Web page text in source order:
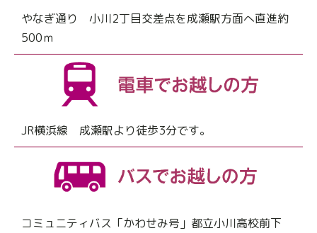
やなぎ通り 小川2丁目交差点を成瀬駅方面へ直進約
500ｍ
JR横浜線 成瀬駅より徒歩3分です。
コミュニティバス「かわせみ号」都立小川高校前下